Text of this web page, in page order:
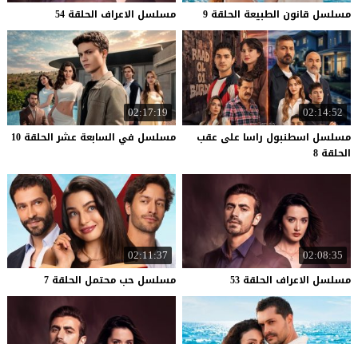
مسلسل قانون الطبيعة الحلقة 9 مسلسل الاعراف الحلقة 54
02:14:52
مسلسل اسطنبول راسا على عقب
الحلقة 8
02:17:19
مسلسل في السابعة عشر الحلقة 10
02:08:35
مسلسل الاعراف الحلقة 53
02:11:37
مسلسل حب محتمل الحلقة 7